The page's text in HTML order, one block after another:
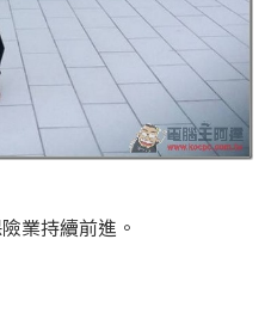
業持續前進。